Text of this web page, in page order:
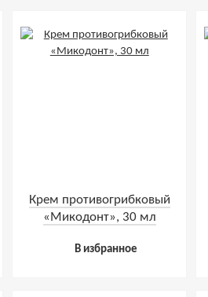
Крем противогрибковый
«Микодонт», 30 мл
В избранное